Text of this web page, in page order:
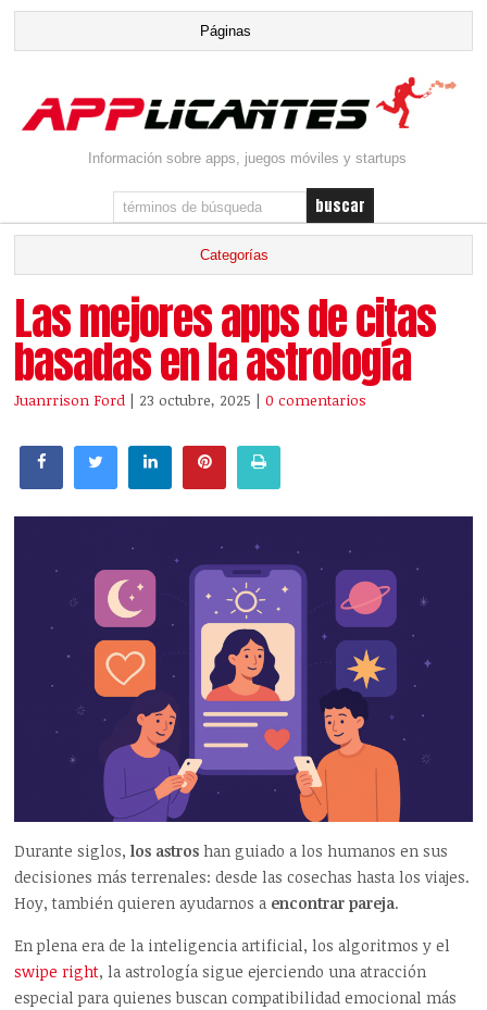
Información sobre apps, juegos móviles y startups
Las mejores apps de citas
basadas en la astrología
Juanrrison Ford | 23 octubre, 2025 |0 comentarios
Durante siglos,los astros han guiado a los humanos en sus
decisiones más terrenales: desde las cosechas hasta los viajes.
Hoy, también quieren ayudarnos a encontrar pareja.
En plena era de la inteligencia artificial, los algoritmos y el
swipe right, la astrología sigue ejerciendo una atracción
especial para quienes buscan compatibilidad emocional más